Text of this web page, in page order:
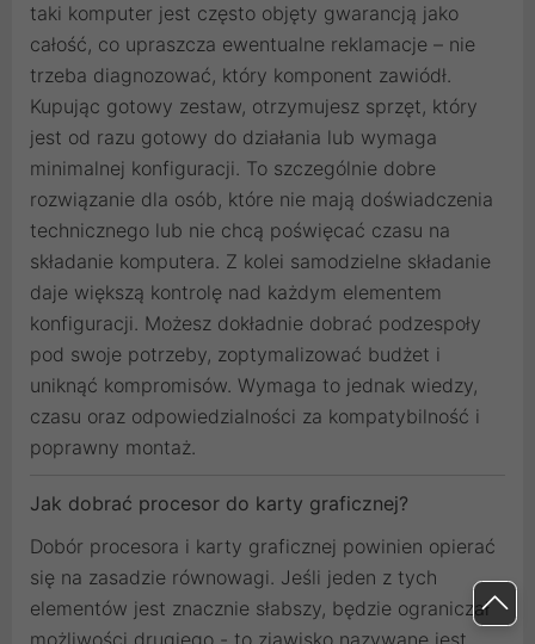
taki komputer jest często objęty gwarancją jako
całość, co upraszcza ewentualne reklamacje – nie
trzeba diagnozować, który komponent zawiódł.
Kupując gotowy zestaw, otrzymujesz sprzęt, który
jest od razu gotowy do działania lub wymaga
minimalnej konfiguracji. To szczególnie dobre
rozwiązanie dla osób, które nie mają doświadczenia
technicznego lub nie chcą poświęcać czasu na
składanie komputera. Z kolei samodzielne składanie
daje większą kontrolę nad każdym elementem
konfiguracji. Możesz dokładnie dobrać podzespoły
pod swoje potrzeby, zoptymalizować budżet i
uniknąć kompromisów. Wymaga to jednak wiedzy,
czasu oraz odpowiedzialności za kompatybilność i
poprawny montaż.
Jak dobrać procesor do karty graficznej?
Dobór procesora i karty graficznej powinien opierać
się na zasadzie równowagi. Jeśli jeden z tych
elementów jest znacznie słabszy, będzie ograniczał